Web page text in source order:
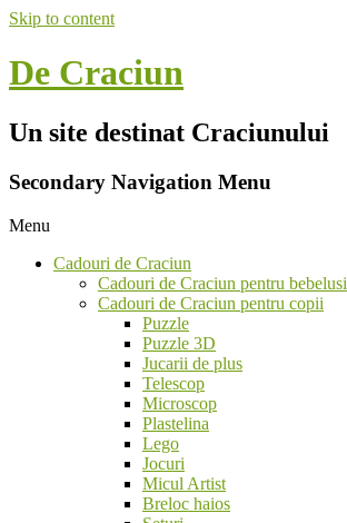
Skip to content
De Craciun
Un site destinat Craciunului
Secondary Navigation Menu
Menu
Cadouri de Craciun
Cadouri de Craciun pentru bebelusi
Cadouri de Craciun pentru copii
Puzzle
Puzzle 3D
Jucarii de plus
Telescop
Microscop
Plastelina
Lego
Jocuri
Micul Artist
Breloc haios